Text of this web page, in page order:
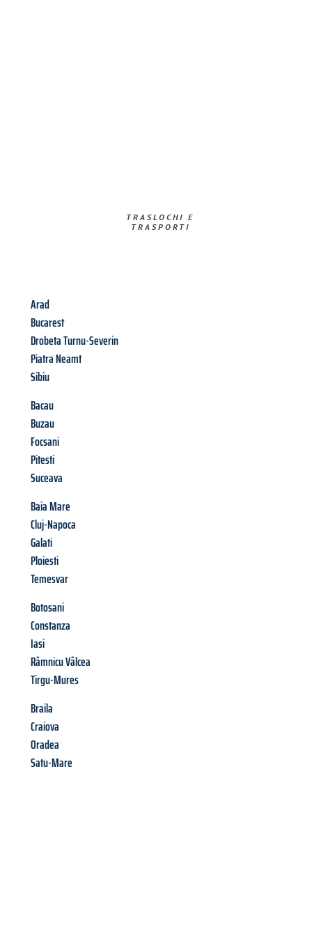
TRASLOCHI E
TRASPORTI​
Arad
Bucarest
Drobeta Turnu-Severin
Piatra Neamt
Sibiu
Bacau
Buzau
Focsani
Pitesti
Suceava
Baia Mare
Cluj-Napoca
Galati
Ploiesti
Temesvar
Botosani
Constanza
Iasi
Râmnicu Vâlcea
Tirgu-Mures
Braila
Craiova
Oradea
Satu-Mare